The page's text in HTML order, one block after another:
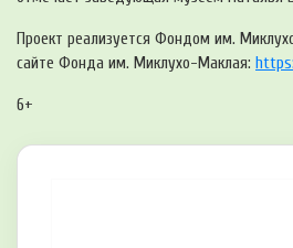
Проект реализуется Фондом им.
сайте Фонда им. Миклухо-Маклая:
6+